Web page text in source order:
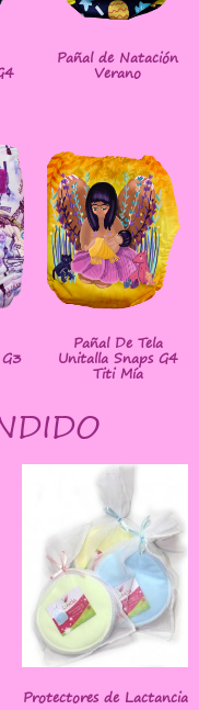
Pañal de Natación
Verano
Pañal De Tela
Unitalla Snaps G4
Titi Mía
Protectores de Lactancia